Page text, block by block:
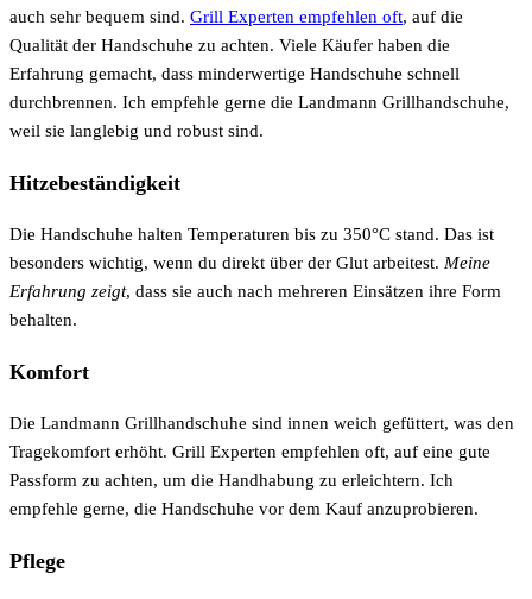
auch sehr bequem sind. Grill Experten empfehlen oft, auf die
Qualität der Handschuhe zu achten. Viele Käufer haben die
Erfahrung gemacht, dass minderwertige Handschuhe schnell
durchbrennen. Ich empfehle gerne die Landmann Grillhandschuhe,
weil sie langlebig und robust sind.
Hitzebeständigkeit
Die Handschuhe halten Temperaturen bis zu 350°C stand. Das ist
besonders wichtig, wenn du direkt über der Glut arbeitest. Meine
Erfahrung zeigt, dass sie auch nach mehreren Einsätzen ihre Form
behalten.
Komfort
Die Landmann Grillhandschuhe sind innen weich gefüttert, was den
Tragekomfort erhöht. Grill Experten empfehlen oft, auf eine gute
Passform zu achten, um die Handhabung zu erleichtern. Ich
empfehle gerne, die Handschuhe vor dem Kauf anzuprobieren.
Pflege